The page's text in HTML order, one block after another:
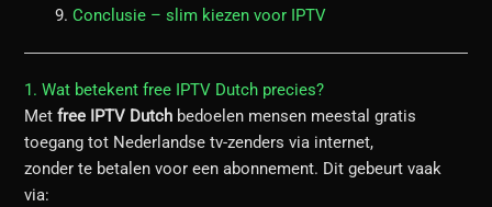
Conclusie – slim kiezen voor IPTV
1. Wat betekent free IPTV Dutch precies?
Metfree IPTV Dutch bedoelen mensen meestal gratis
toegang tot Nederlandse tv-zenders via internet,
zonder te betalen voor een abonnement. Dit gebeurt vaak
via: